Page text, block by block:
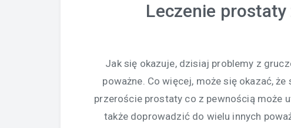
Leczenie prostaty
Jak się okazuje, dzisiaj problemy z
poważne. Co więcej, może się okazać,
przeroście prostaty co z pewnością może
także doprowadzić do wielu innych